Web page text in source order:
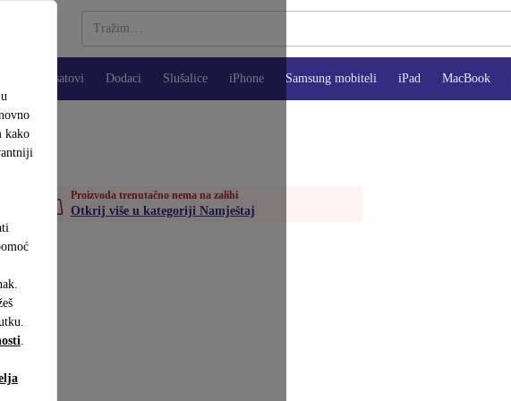
kako
.
Pametni satovi Dodaci Slušalice iPhone Samsung mobiteli iPad MacBook
Proizvoda trenutačno nema na zalihi
Otkrij više u kategoriji Namještaj